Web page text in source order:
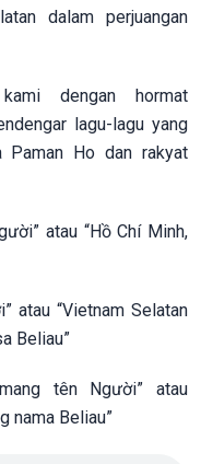
dalam perjuangan
dengan hormat
lagu-lagu yang
Paman Ho dan rakyat
atau “Hồ Chí Minh,
atau “Vietnam Selatan
Beliau”
tên Người” atau
nama Beliau”